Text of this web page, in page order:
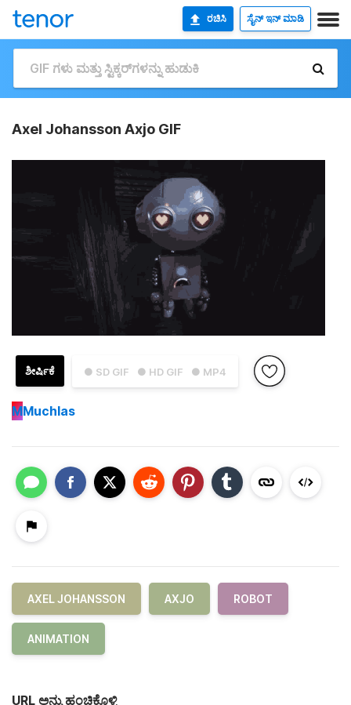
ರಚಿಸಿ ಸೈನ್ ಇನ್ ಮಾಡಿ
Axel Johansson Axjo GIF
● SD GIF ● HD GIF ● MP4
ಶೀರ್ಷಿಕೆ
MMuchlas
AXEL JOHANSSON AXJO ROBOT
ANIMATION
URL ಅನ್ನು ಹಂಚಿಕೊಳ್ಳಿ